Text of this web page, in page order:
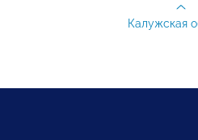
Калужская